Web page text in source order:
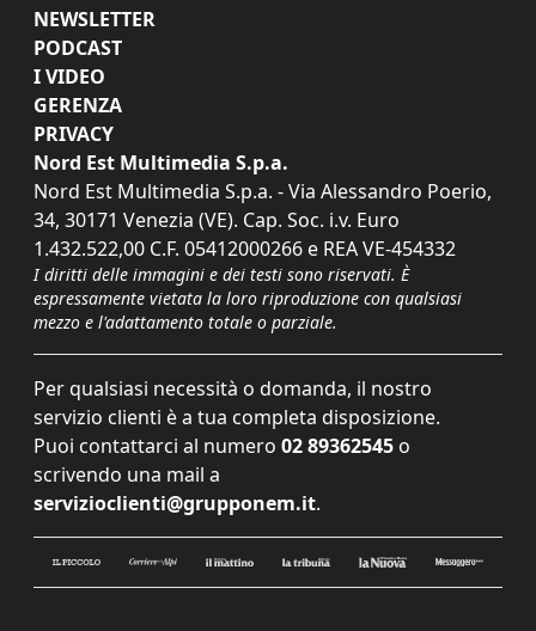
NEWSLETTER
PODCAST
I VIDEO
GERENZA
PRIVACY
Nord Est Multimedia S.p.a.
Nord Est Multimedia S.p.a. - Via Alessandro Poerio,
34, 30171 Venezia (VE). Cap. Soc. i.v. Euro
1.432.522,00 C.F. 05412000266 e REA VE-454332
I diritti delle immagini e dei testi sono riservati. È
espressamente vietata la loro riproduzione con qualsiasi
mezzo e l'adattamento totale o parziale.
Per qualsiasi necessità o domanda, il nostro
servizio clienti è a tua completa disposizione.
Puoi contattarci al numero 02 89362545 o
scrivendo una mail a
servizioclienti@grupponem.it.